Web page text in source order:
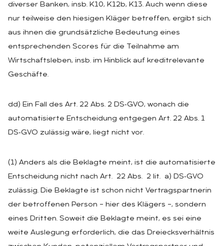
diverser Banken, insb. K10, K12b, K13. Auch wenn diese
nur teilweise den hiesigen Kläger betreffen, ergibt sich
aus ihnen die grundsätzliche Bedeutung eines
entsprechenden Scores für die Teilnahme am
Wirtschaftsleben, insb. im Hinblick auf kreditrelevante
Geschäfte.
dd) Ein Fall des Art. 22 Abs. 2 DS‑GVO, wonach die
automatisierte Entscheidung entgegen Art. 22 Abs. 1
DS‑GVO zulässig wäre, liegt nicht vor.
(1) Anders als die Beklagte meint, ist die automatisierte
Entscheidung nicht nach Art. 22 Abs. 2 lit. a) DS‑GVO
zulässig. Die Beklagte ist schon nicht Vertragspartnerin
der betroffenen Person – hier des Klägers –, sondern
eines Dritten. Soweit die Beklagte meint, es sei eine
weite Auslegung erforderlich, die das Dreiecksverhältnis